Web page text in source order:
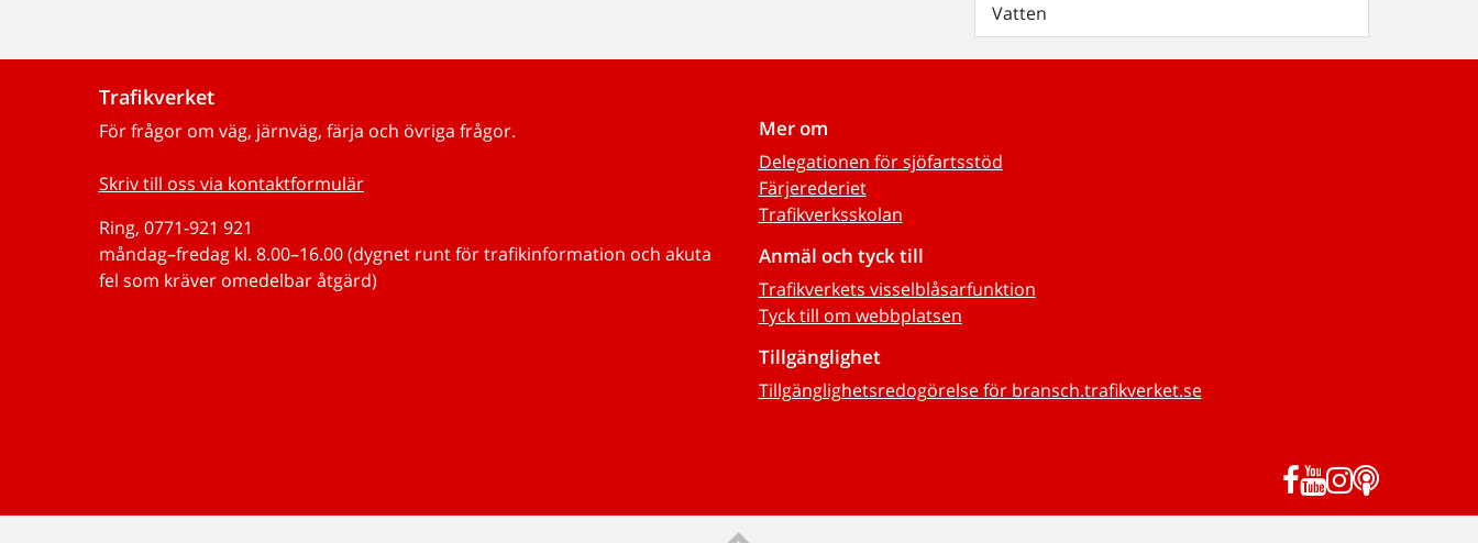
Vatten
Trafikverket
För frågor om väg, järnväg, färja och övriga frågor.
Skriv till oss via kontaktformulär
Ring, 0771-921 921
måndag–fredag kl. 8.00–16.00 (dygnet runt för trafikinformation och akuta
fel som kräver omedelbar åtgärd)
Mer om
Delegationen för sjöfartsstöd
Färjerederiet
Trafikverksskolan
Anmäl och tyck till
Trafikverkets visselblåsarfunktion
Tyck till om webbplatsen
Tillgänglighet
Tillgänglighetsredogörelse för bransch.trafikverket.se
Facebook
YouTube
Instagram
Podd